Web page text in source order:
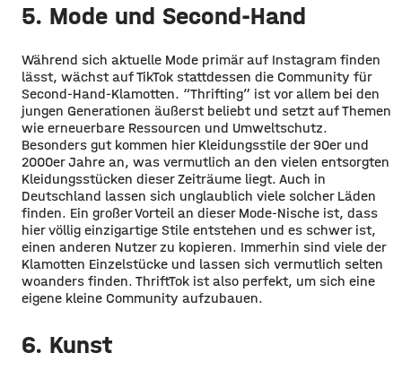
5. Mode und Second-Hand
Während sich aktuelle Mode primär auf Instagram finden
lässt, wächst auf TikTok stattdessen die Community für
Second-Hand-Klamotten. “Thrifting” ist vor allem bei den
jungen Generationen äußerst beliebt und setzt auf Themen
wie erneuerbare Ressourcen und Umweltschutz.
Besonders gut kommen hier Kleidungsstile der 90er und
2000er Jahre an, was vermutlich an den vielen entsorgten
Kleidungsstücken dieser Zeiträume liegt. Auch in
Deutschland lassen sich unglaublich viele solcher Läden
finden. Ein großer Vorteil an dieser Mode-Nische ist, dass
hier völlig einzigartige Stile entstehen und es schwer ist,
einen anderen Nutzer zu kopieren. Immerhin sind viele der
Klamotten Einzelstücke und lassen sich vermutlich selten
woanders finden. ThriftTok ist also perfekt, um sich eine
eigene kleine Community aufzubauen.
6. Kunst